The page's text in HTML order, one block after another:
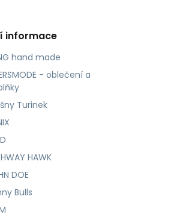
informace
hand made
- oblečení a
Turinek
HAWK
DOE
Bulls